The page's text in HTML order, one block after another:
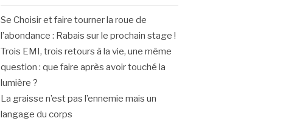
Se Choisir et faire tourner la roue de
l’abondance : Rabais sur le prochain stage !
Trois EMI, trois retours à la vie, une même
question : que faire après avoir touché la
lumière ?
La graisse n’est pas l’ennemie mais un
langage du corps